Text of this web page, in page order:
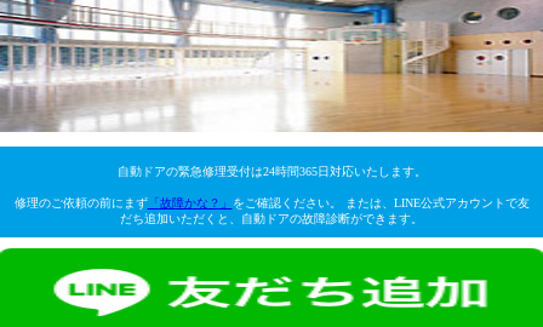
自動ドアの緊急修理受付は24時間365日対応いたします。
修理のご依頼の前にまず「故障かな？」
をご確認ください。 または、LINE公式アカウントで友
だち追加いただくと、自動ドアの故障診断ができます。